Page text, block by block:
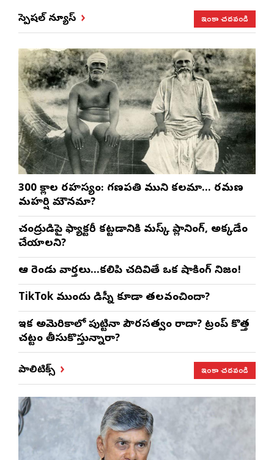
స్పెషల్ న్యూస్ ఇంకా చదవండి
300 శ్లోకాల రహస్యం: గణపతి ముని కలమా… రమణ
మహర్షి మౌనమా?
చంద్రుడిపై ఫ్యాక్టరీ కట్టడానికి మస్క్ ప్లానింగ్, అక్కడేం
చేయాలని?
ఆ రెండు వార్తలు…కలిపి చదివితే ఒక షాకింగ్ నిజం!
TikTok ముందు డిస్నీ కూడా తలవంచిందా?
ఇక అమెరికాలో పుట్టినా పౌరసత్వం రాదా? ట్రంప్ కొత్త
చట్టం తీసుకొస్తున్నారా?
పాలిటిక్స్ ఇంకా చదవండి